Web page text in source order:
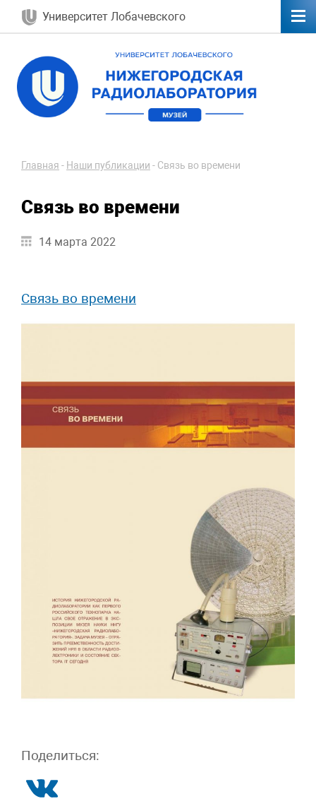
Университет Лобачевского
Главная - Наши публикации - Связь во времени
Связь во времени
14 марта 2022
Связь во времени
Поделиться: